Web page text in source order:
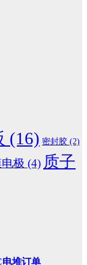
(16) 密封胶 (2)
极 (4) 质子
电堆订单